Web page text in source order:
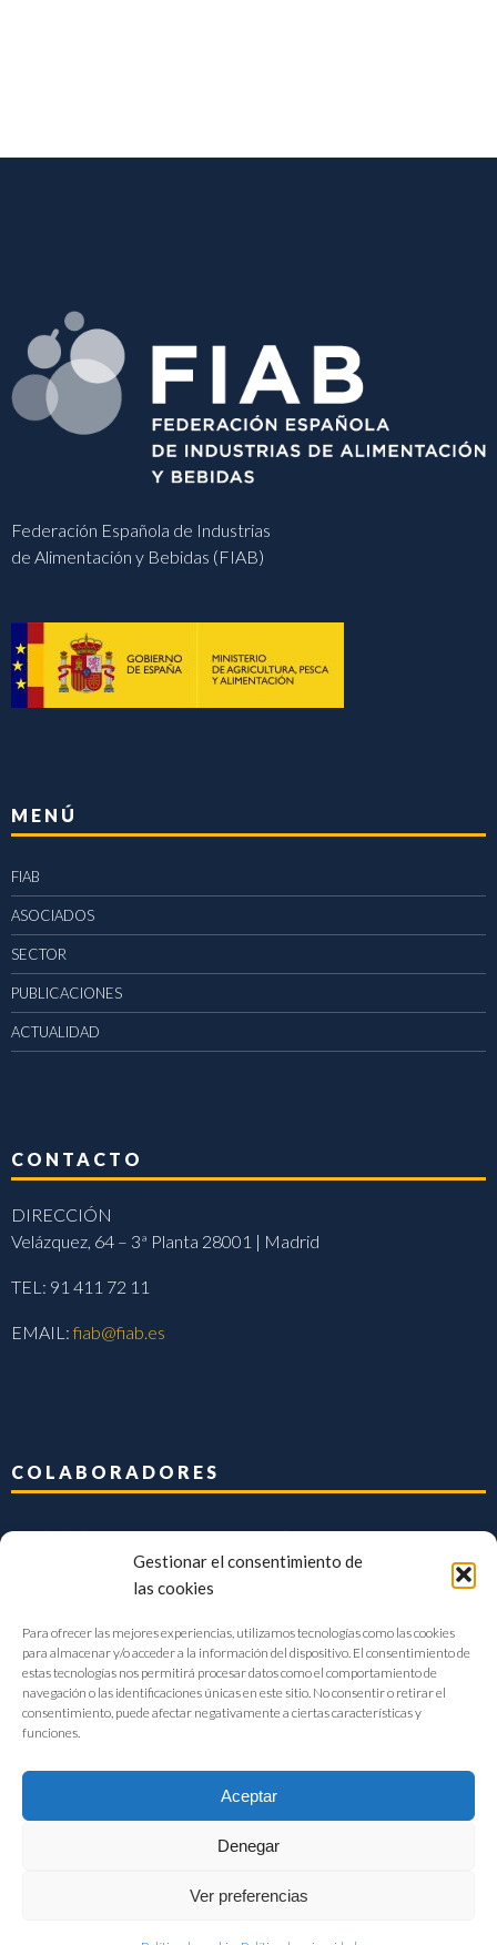
Gestionar el consentimiento de
las cookies
Para ofrecer las mejores experiencias, utilizamos tecnologías como las cookies
para almacenar y/o acceder a la información del dispositivo. El consentimiento de
estas tecnologías nos permitirá procesar datos como el comportamiento de
navegación o las identificaciones únicas en este sitio. No consentir o retirar el
consentimiento, puede afectar negativamente a ciertas características y
funciones.
Aceptar
Denegar
Ver preferencias
Federación Española de Industrias
de Alimentación y Bebidas (FIAB)
MENÚ
FIAB
ASOCIADOS
SECTOR
PUBLICACIONES
ACTUALIDAD
CONTACTO
DIRECCIÓN
Velázquez, 64 – 3ª Planta 28001 | Madrid
TEL: 91 411 72 11
EMAIL:fiab@fiab.es
COLABORADORES
FIAB Federación Española de Industrias de la Alimentación y Bebidas